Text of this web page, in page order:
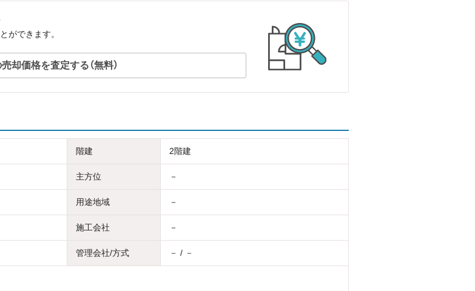
ができます。
却価格を査定する（無料）
階建 2階建
主方位 －
用途地域 －
施工会社 －
管理会社/方式 － / －